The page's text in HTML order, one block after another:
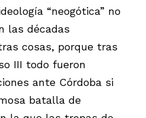
“neogótica” no
las décadas
cosas, porque tras
III todo fueron
ante Córdoba si
batalla de